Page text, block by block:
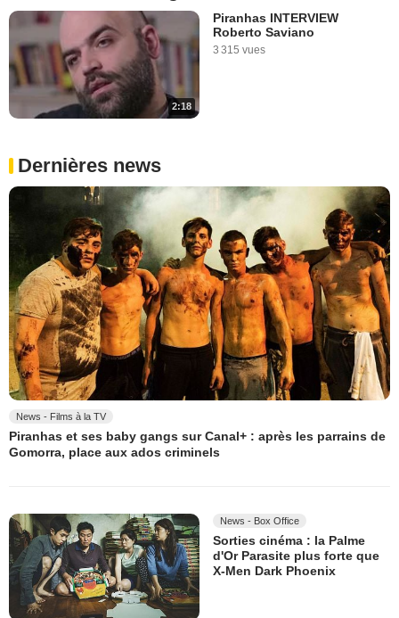
2:18
Piranhas INTERVIEW
Roberto Saviano
3 315 vues
Dernières news
News - Films à la TV
Piranhas et ses baby gangs sur Canal+ : après les parrains de
Gomorra, place aux ados criminels
News - Box Office
Sorties cinéma : la Palme
d'Or Parasite plus forte que
X-Men Dark Phoenix